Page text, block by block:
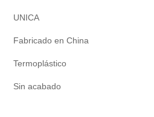
UNICA
Fabricado en China
Termoplástico
Sin acabado